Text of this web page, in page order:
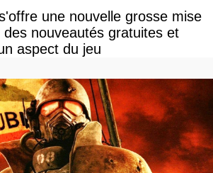
une nouvelle grosse mise
nouveautés gratuites et
aspect du jeu